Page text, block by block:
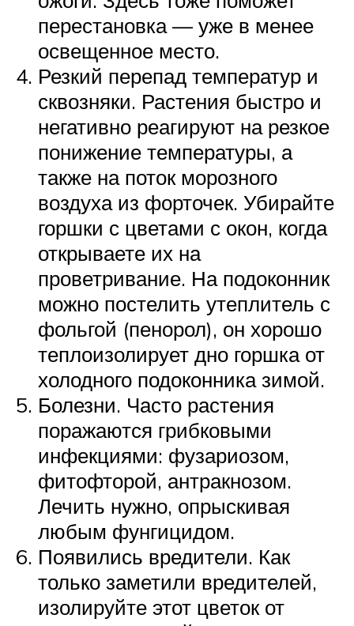
перестановка — уже в менее
освещенное место.
Резкий перепад температур и
сквозняки. Растения быстро и
негативно реагируют на резкое
понижение температуры, а
также на поток морозного
воздуха из форточек. Убирайте
горшки с цветами с окон, когда
открываете их на
проветривание. На подоконник
можно постелить утеплитель с
фольгой (пенорол), он хорошо
теплоизолирует дно горшка от
холодного подоконника зимой.
Болезни. Часто растения
поражаются грибковыми
инфекциями: фузариозом,
фитофторой, антракнозом.
Лечить нужно, опрыскивая
любым фунгицидом.
Появились вредители. Как
только заметили вредителей,
изолируйте этот цветок от